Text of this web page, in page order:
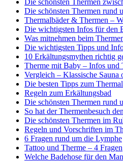
Die schönsten Thermen
Die schönsten Thermen rund
Thermalbäder & Thermen –
Die wichtigsten Infos für den
Was mitnehmen beim
Die wichtigsten Tipps und
10 Erkältungsmythen richtig
Therme mit Baby – Infos und
Vergleich – Klassische Sauna
Die besten Tipps zum
Regeln zum Erkältungsbad
Die schönsten Thermen rund
So hat der Thermenbesuch
Die schönsten Thermen im
Regeln und Vorschriften im
6 Fragen rund um die Lymphe
Tattoo und Therme – 4 Fragen
Welche Badehose für den